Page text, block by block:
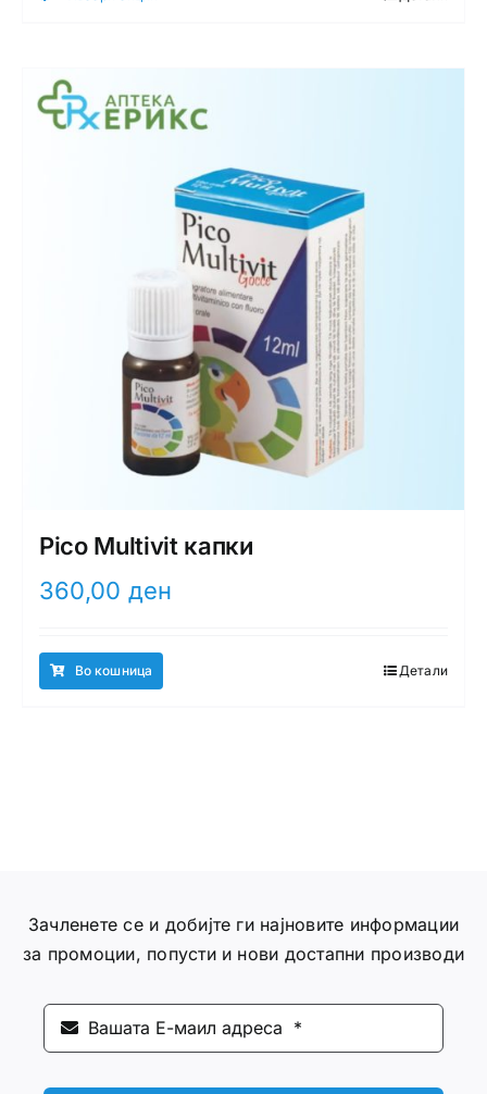
This
multiple
variants.
Pico Multivit капки
360,00 ден
Во кошница Детали
Зачленете се и добијте ги најновите информации
за промоции, попусти и нови достапни производи